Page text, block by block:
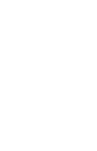
ร้อง เชิญชวนพว
สำหรับพระองค์
ทางสู่พระองค์ผู้
เขามิได้แตกแย
พวกเขาแล้ว ทั้ง
กันเอง และหาก
จนถึงวาระที่กำ
ในระหว่างพวก
คัมภีร์นี้หลังจาก